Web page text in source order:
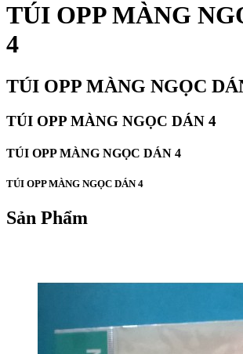
TÚI OPP MÀNG
4
TÚI OPP MÀNG NGỌC
TÚI OPP MÀNG NGỌC DÁN 4
TÚI OPP MÀNG NGỌC DÁN 4
TÚI OPP MÀNG NGỌC DÁN 4
Sản Phẩm